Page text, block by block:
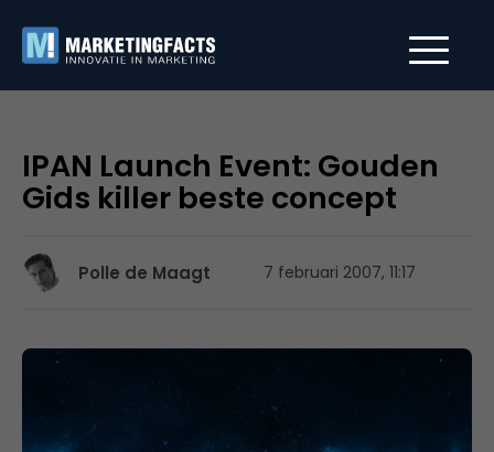
IPAN Launch Event: Gouden
Gids killer beste concept
Polle de Maagt 7 februari 2007, 11:17